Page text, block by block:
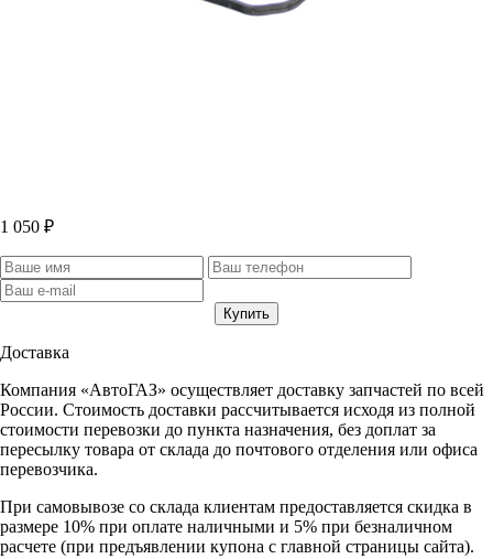
1 050 ₽
Доставка
Компания «АвтоГАЗ» осуществляет доставку запчастей по всей
России. Стоимость доставки рассчитывается исходя из полной
стоимости перевозки до пункта назначения, без доплат за
пересылку товара от склада до почтового отделения или офиса
перевозчика.
При самовывозе со склада клиентам предоставляется скидка в
размере 10% при оплате наличными и 5% при безналичном
расчете (при предъявлении купона с главной страницы сайта).